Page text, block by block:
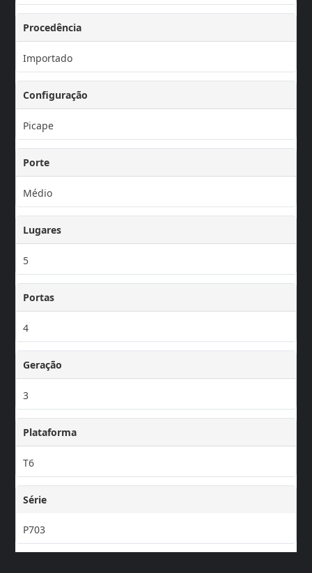
Procedência
Importado
Configuração
Picape
Porte
Médio
Lugares
5
Portas
4
Geração
3
Plataforma
T6
Série
P703